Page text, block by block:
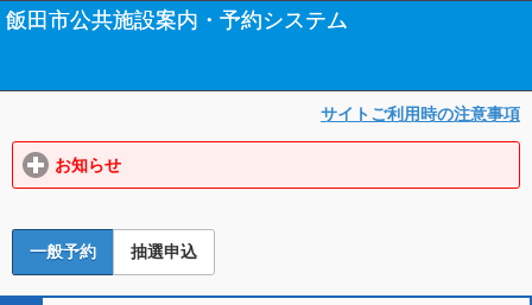
飯田市公共施設案内・予約システム
サイトご利用時の注意事項
お知らせ
一般予約 抽選申込